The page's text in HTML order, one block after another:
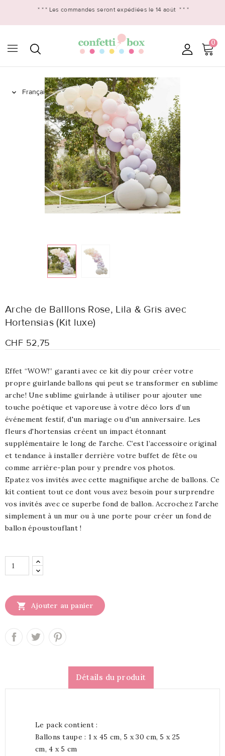
* * * Les commandes seront expédiées le 14 août * * *
0

Arche de Balllons Rose, Lila & Gris avec
Hortensias (Kit luxe)
CHF 52,75
Effet “WOW!” garanti avec ce kit diy pour créer votre
propre guirlande ballons qui peut se transformer en sublime
arche! Une sublime guirlande à utiliser pour ajouter une
touche poétique et vaporeuse à votre déco lors d’un
événement festif, d'un mariage ou d'un anniversaire. Les
fleurs d'hortensias créent un impact étonnant
supplémentaire le long de l'arche. C’est l’accessoire original
et tendance à installer derrière votre buffet de fête ou
comme arrière-plan pour y prendre vos photos.
Epatez vos invités avec cette magnifique arche de ballons. Ce
kit contient tout ce dont vous avez besoin pour surprendre
vos invités avec ce superbe fond de ballon. Accrochez l'arche
simplement à un mur ou à une porte pour créer un fond de
ballon époustouflant !
 Ajouter au panier
Détails du produit
Le pack contient :
Ballons taupe : 1 x 45 cm, 5 x 30 cm, 5 x 25
cm, 4 x 5 cm